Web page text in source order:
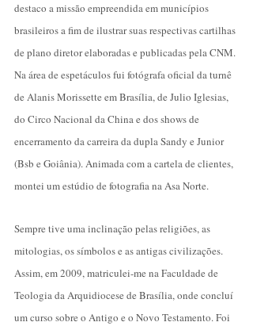
destaco a missão empreendida em municípios
brasileiros a fim de ilustrar suas respectivas cartilhas
de plano diretor elaboradas e publicadas pela CNM.
Na área de espetáculos fui fotógrafa oficial da turnê
de Alanis Morissette em Brasília, de Julio Iglesias,
do Circo Nacional da China e dos shows de
encerramento da carreira da dupla Sandy e Junior
(Bsb e Goiânia). Animada com a cartela de clientes,
montei um estúdio de fotografia na Asa Norte.
Sempre tive uma inclinação pelas religiões, as
mitologias, os símbolos e as antigas civilizações.
Assim, em 2009, matriculei-me na Faculdade de
Teologia da Arquidiocese de Brasília, onde concluí
um curso sobre o Antigo e o Novo Testamento. Foi